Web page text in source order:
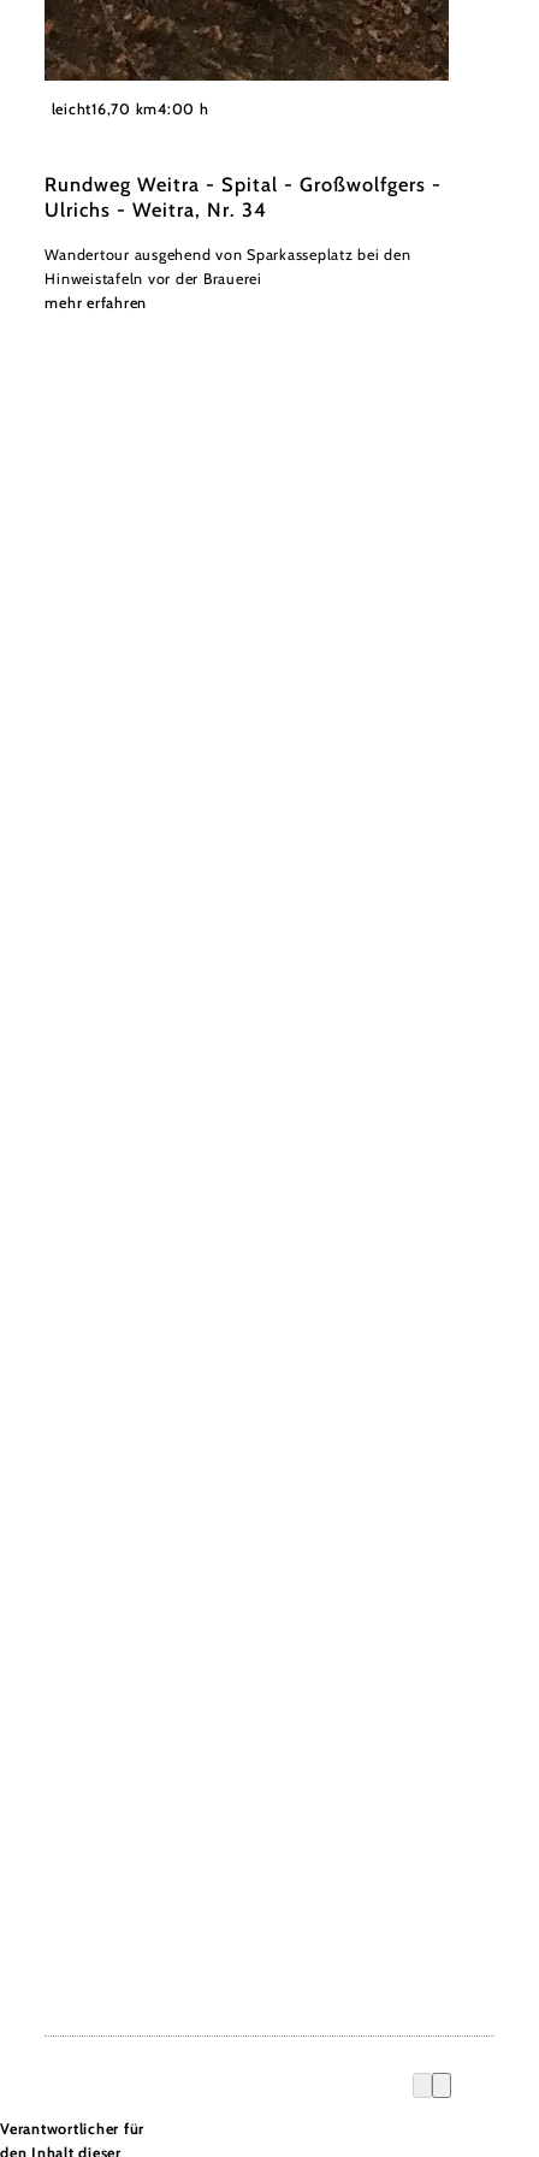
Stadtgemeinde Weitra
leicht16,70 km4:00 h
Rundweg Weitra - Spital - Großwolfgers -
Ulrichs - Weitra, Nr. 34
Wandertour ausgehend von Sparkasseplatz bei den
Hinweistafeln vor der Brauerei
mehr erfahren
Verantwortlicher für
den Inhalt dieser